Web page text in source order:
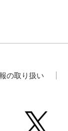
の取り扱い